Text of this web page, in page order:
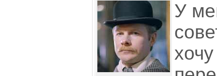
У